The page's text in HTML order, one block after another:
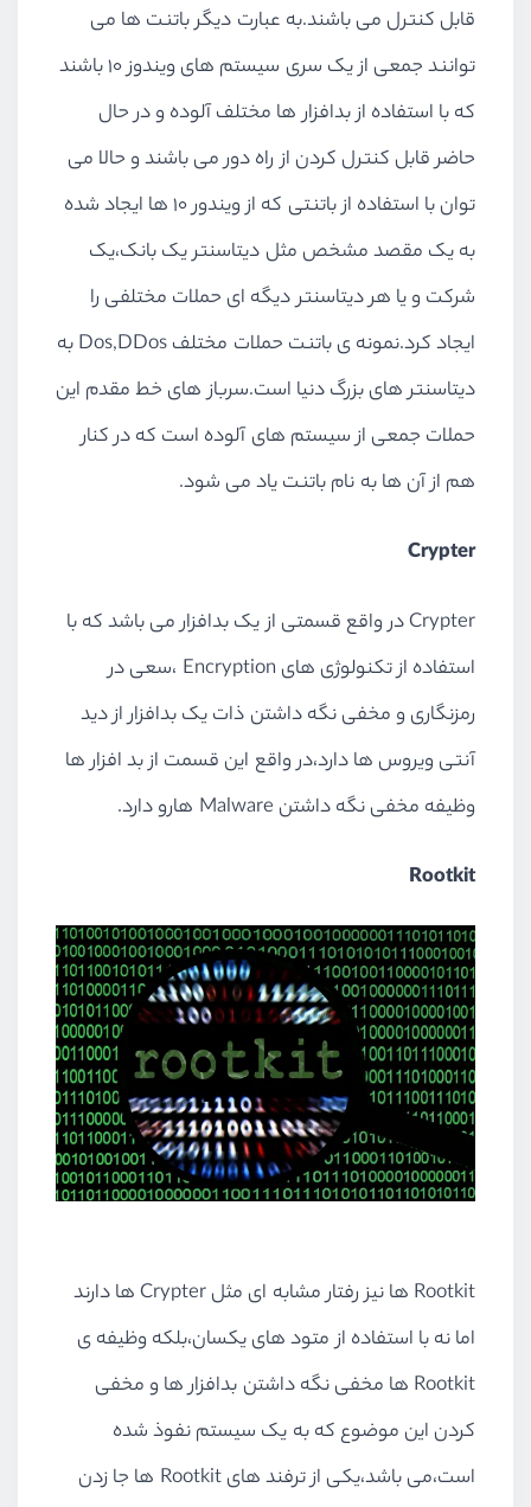
قابل کنترل می باشند.به عبارت دیگر باتنت ها می
توانند جمعی از یک سری سیستم های ویندوز 10 باشند
که با استفاده از بدافزار ها مختلف آلوده و در حال
حاضر قابل کنترل کردن از راه دور می باشند و حالا می
توان با استفاده از باتنتی که از ویندور 10 ها ایجاد شده
به یک مقصد مشخص مثل دیتاسنتر یک بانک،یک
شرکت و یا هر دیتاسنتر دیگه ای حملات مختلفی را
ایجاد کرد.نمونه ی باتنت حملات مختلف Dos,DDos به
دیتاسنتر های بزرگ دنیا است.سرباز های خط مقدم این
حملات جمعی از سیستم های آلوده است که در کنار
هم از آن ها به نام باتنت یاد می شود.
Crypter
Crypter در واقع قسمتی از یک بدافزار می باشد که با
استفاده از تکنولوژی های Encryption ،سعی در
رمزنگاری و مخفی نگه داشتن ذات یک بدافزار از دید
آنتی ویروس ها دارد،در واقع این قسمت از بد افزار ها
وظیفه مخفی نگه داشتن Malware هارو دارد.
Rootkit
Rootkit ها نیز رفتار مشابه ای مثل Crypter ها دارند
اما نه با استفاده از متود های یکسان،بلکه وظیفه ی
Rootkit ها مخفی نگه داشتن بدافزار ها و مخفی
کردن این موضوع که به یک سیستم نفوذ شده
است،می باشد،یکی از ترفند های Rootkit ها جا زدن